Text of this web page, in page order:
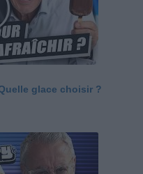
glace choisir ?